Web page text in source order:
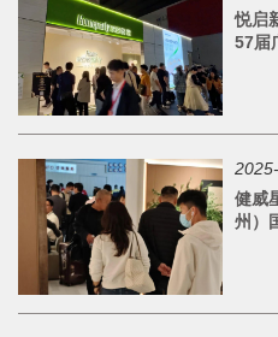
悦启
57届
健威
州）